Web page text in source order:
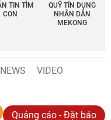
TIN TÌM
CON
QUỸ TÍN DỤNG
NHÂN DÂN
MEKONG
VIDEO
Quảng cáo - Đặt báo